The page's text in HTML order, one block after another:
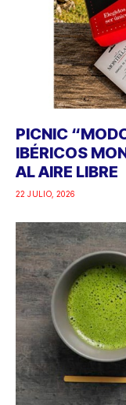
PICNIC
IBÉRICOS
AL AIRE LIBRE
22 JULIO, 2026